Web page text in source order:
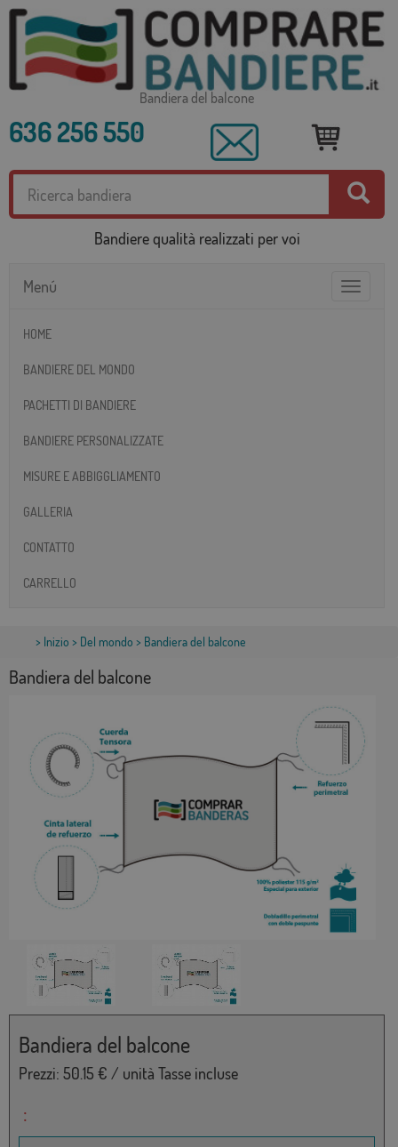
Bandiera del balcone
636 256 550
Bandiere qualità realizzati per voi
Toggle
Menú
HOME
BANDIERE DEL MONDO
PACHETTI DI BANDIERE
BANDIERE PERSONALIZZATE
MISURE E ABBIGGLIAMENTO
GALLERIA
CONTATTO
CARRELLO
> Inizio > Del mondo > Bandiera del balcone
Bandiera del balcone
Bandiera del balcone
Prezzi: 50.15 € / unità Tasse incluse
: